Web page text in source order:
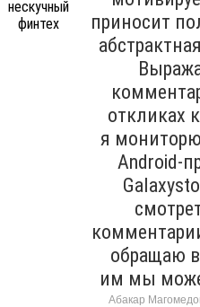
приносит
откликах
я
Android-
обращаю
им мы
Абакар